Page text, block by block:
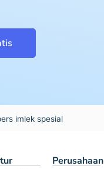
imlek spesial
Perusahaan